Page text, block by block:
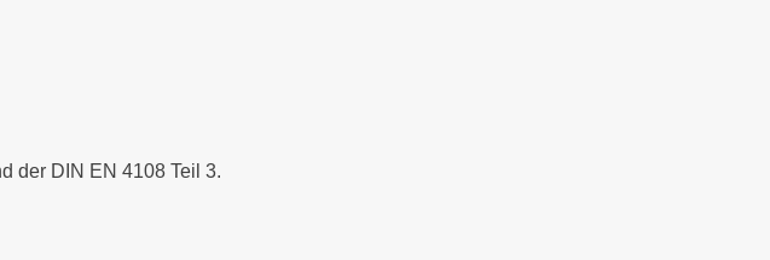
der DIN EN 4108 Teil 3.